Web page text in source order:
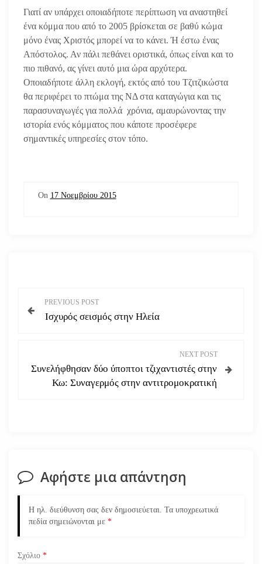
Γιατί αν υπάρχει οποιαδήποτε περίπτωση να αναστηθεί
ένα κόμμα που από το 2005 βρίσκεται σε βαθύ κώμα
μόνο ένας Χριστός μπορεί να το κάνει. Ή έστω ένας
Απόστολος. Αν πάλι πεθάνει οριστικά, όπως είναι και το
πιο πιθανό, ας γίνει αυτό μια ώρα αρχύτερα.
Οποιαδήποτε άλλη εκλογή, εκτός από του Τζιτζικώστα
θα περιφέρει το πτώμα της ΝΔ στα καταγώγια και τις
παρασυναγωγές για πολλά χρόνια, αμαυρώνοντας την
ιστορία ενός κόμματος που κάποτε προσέφερε
σημαντικές υπηρεσίες στον τόπο.
On 17 Νοεμβρίου 2015
η
ρ
PREVIOUS POST
Ισχυρός σεισμός στην Ηλεία
NEXT POST
Συνελήφθησαν δύο ύποπτοι τζιχαντιστές στην
Κω: Συναγερμός στην αντιτρομοκρατική
Αφήστε μια απάντηση
Η ηλ. διεύθυνση σας δεν δημοσιεύεται. Τα υποχρεωτικά
πεδία σημειώνονται με *
Σχόλιο *